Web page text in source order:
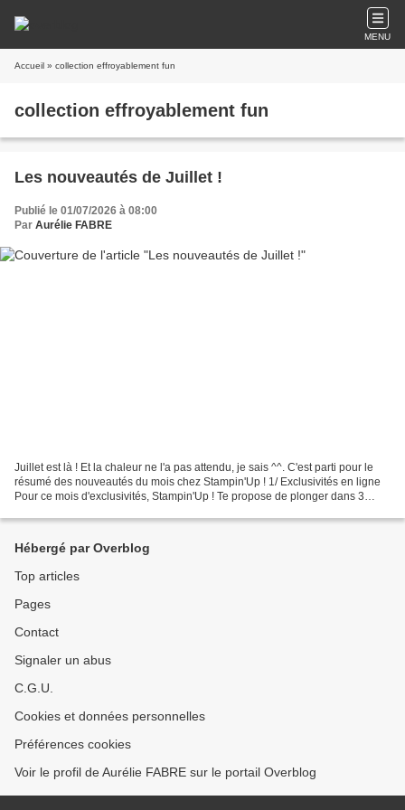
MENU
Accueil » collection effroyablement fun
collection effroyablement fun
Les nouveautés de Juillet !
Publié le 01/07/2026 à 08:00
Par Aurélie FABRE
Juillet est là ! Et la chaleur ne l'a pas attendu, je sais ^^. C'est parti pour le
résumé des nouveautés du mois chez Stampin'Up ! 1/ Exclusivités en ligne
Pour ce mois d'exclusivités, Stampin'Up ! Te propose de plonger dans 3
Hébergé par Overblog
Top articles
Pages
Contact
Signaler un abus
C.G.U.
Cookies et données personnelles
Préférences cookies
Voir le profil de Aurélie FABRE sur le portail Overblog